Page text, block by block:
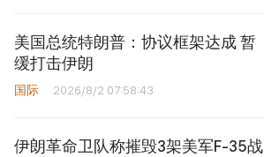
美国总统特朗普：协议框架达成 暂
缓打击伊朗
国际 2026/8/2 07:58:43
伊朗革命卫队称摧毁3架美军F-35战